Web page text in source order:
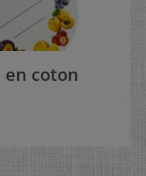
coton